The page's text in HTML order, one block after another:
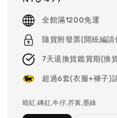
price
全館滿1200免運
隨貨附發票(開統編請
7天退換貨鑑賞期(換
超過6套(衣服+褲子)
暗紅.磚紅.牛仔.芥黃.墨綠